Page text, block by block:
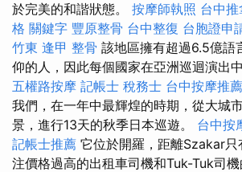
於完美的和諧狀態。 按摩師執照 台中推
格 關鍵字 豐原整骨 台中整復 台胞證申
竹東 逢甲 整骨 該地區擁有超過6.5億語
仰的人，因此每個國家在亞洲巡迴演出
五權路按摩 記帳士 稅務士 台中按摩推薦
我們，在一年中最輝煌的時期，從大城
景，進行13天的秋季日本巡遊。 台中按
記帳士推薦 它位於開羅，距離Szakar
注價格過高的出租車司機和Tuk-Tuk司